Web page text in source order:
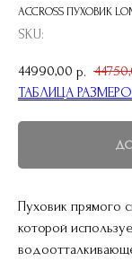
ACCROSS ПУХОВИК
SKU:
44990,00 р.
ТАБЛИЦА
Пуховик прямого
которой